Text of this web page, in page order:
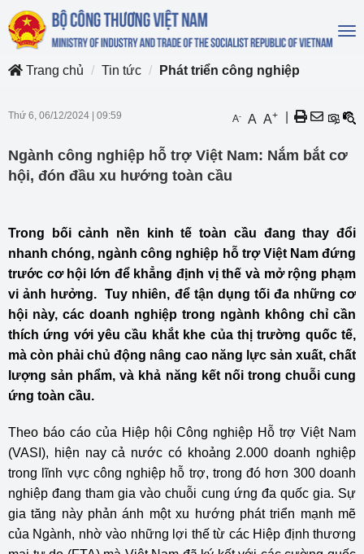
Trang chủ
Tin tức Phát triển công nghiệp
Thứ 6, 06/12/2024 09:59 A- A A+
Ngành công nghiệp hỗ trợ Việt Nam: Nắm bắt cơ
hội, đón đầu xu hướng toàn cầu
Trong bối cảnh nền kinh tế toàn cầu đang thay đổi
nhanh chóng, ngành công nghiệp hỗ trợ Việt Nam đứng
trước cơ hội lớn để khẳng định vị thế và mở rộng phạm
vi ảnh hưởng.Tuy nhiên, để tận dụng tối đa những cơ
hội này, các doanh nghiệp trong ngành không chỉ cần
thích ứng với yêu cầu khắt khe của thị trường quốc tế,
mà còn phải chủ động nâng cao năng lực sản xuất, chất
lượng sản phẩm, và khả năng kết nối trong chuỗi cung
ứng toàn cầu.
Theo báo cáo của Hiệp hội Công nghiệp Hỗ trợ Việt Nam
(VASI), hiện nay cả nước có khoảng 2.000 doanh nghiệp
trong lĩnh vực công nghiệp hỗ trợ, trong đó hơn 300 doanh
nghiệp đang tham gia vào chuỗi cung ứng đa quốc gia. Sự
gia tăng này phản ánh một xu hướng phát triển mạnh mẽ
của Ngành, nhờ vào những lợi thế từ các Hiệp định thương